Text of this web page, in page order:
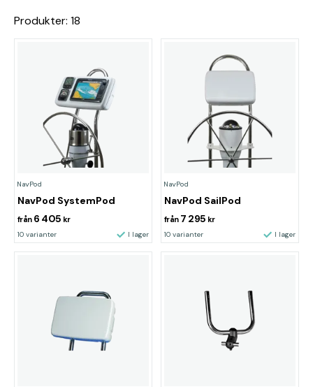
Produkter: 18
NavPod
NavPod SystemPod
från 6 405 kr
10 varianter I lager
NavPod
NavPod SailPod
från 7 295 kr
10 varianter I lager